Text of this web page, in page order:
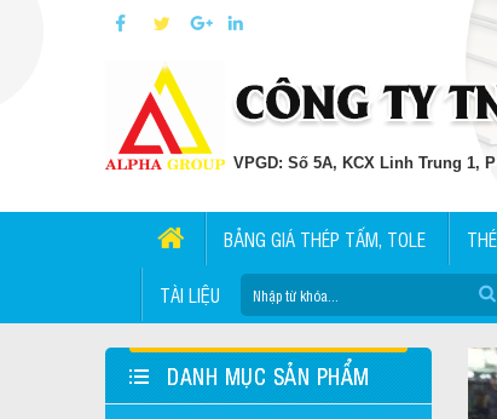
VPGD: Số 5A, KCX Linh Trung 1,
BẢNG GIÁ THÉP TẤM, TOLE
TÀI LIỆU
DANH MỤC SẢN PHẨM